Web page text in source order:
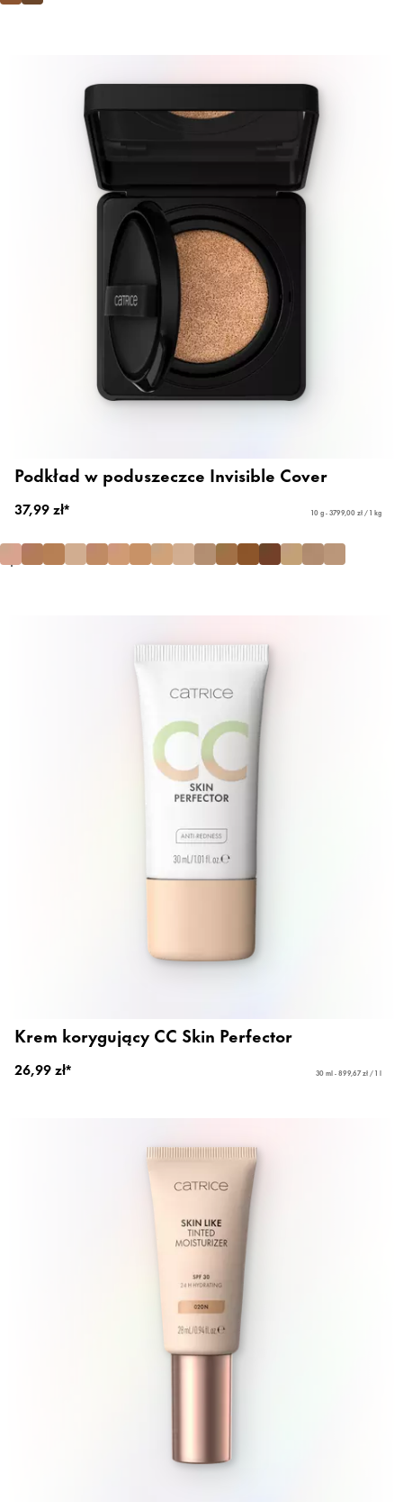
Podkład w poduszeczce Invisible Cover
37,99 zł* 10 g - 3799,00 zł / 1 kg
Krem korygujący CC Skin Perfector
26,99 zł* 30 ml - 899,67 zł / 1 l